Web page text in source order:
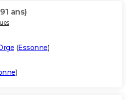
ans)
(Essonne)
)